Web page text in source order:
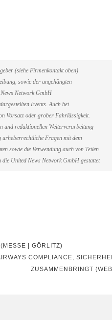
(siehe Firmenkontakt oben)
sowie der angehängten
Network GmbH
Events. Auch bei
Vorsatz oder grober Fahrlässigkeit.
redaktionellen Weiterverarbeitung
urheberrechtliche Fragen mit dem
sowie die Verwendung auch von Teilen
United News Network GmbH gestattet
| GÖRLITZ)
COMPLIANCE,
ZUSAMMENBRINGT